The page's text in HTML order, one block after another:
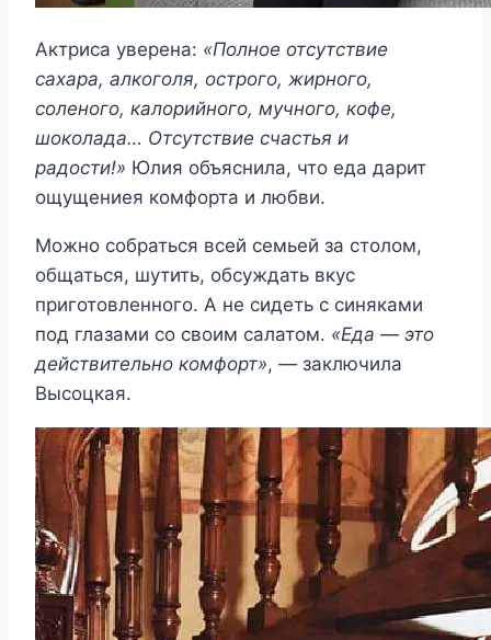
Актриса уверена: «Полное отсутствие
сахара, алкоголя, острого, жирного,
соленого, калорийного, мучного, кофе,
шоколада… Отсутствие счастья и
радости!» Юлия объяснила, что еда дарит
ощущениея комфорта и любви.
Можно собраться всей семьей за столом,
общаться, шутить, обсуждать вкус
приготовленного. А не сидеть с синяками
под глазами со своим салатом. «Еда — это
действительно комфорт», — заключила
Высоцкая.